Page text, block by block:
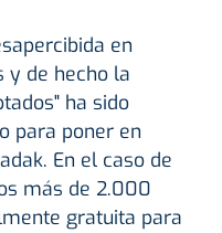
en
y de hecho la
ha sido
para poner en
En el caso de
más de 2.000
gratuita para